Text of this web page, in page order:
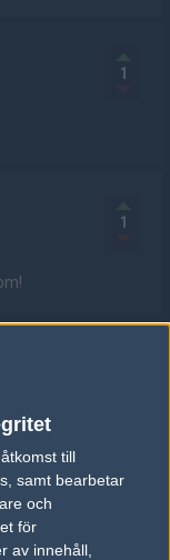
till
samt bearbetar
och
för
av innehåll,
1
1